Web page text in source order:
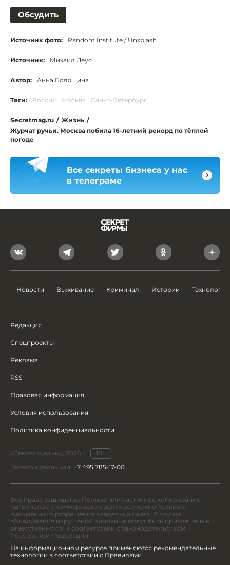
Обсудить
Источник фото: Random Institute / Unsplash
Источник: Михаил Леус
Автор: Анна Бояршина
Теги: Россия Москва Санкт-Петербург
Secretmag.ru / Жизнь /
Журчат ручьи. Москва побила 16-летний рекорд по тёплой
погоде
Все секреты бизнеса у нас
в телеграме
Новости Выживание Криминал Истории Технологии
Редакция
Спецпроекты
Реклама
RSS
Правовая информация
Условия использования
Политика конфиденциальности
«Секрет фирмы», 2026 г.
18+
Телефон редакции: +7 495 785-17-00
Все права защищены. Полное или частичное копирование
материалов в коммерческих целях возможно только с
письменного разрешения владельца сайта. В случае
обнаружения нарушений виновные могут быть привлечены к
ответственности в соответствии с законодательством
Российской Федерации.
На информационном ресурсе применяются рекомендательные
технологии в соответствии с Правилами